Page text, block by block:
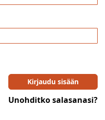
Kirjaudu sisään
Unohditko salasanasi?